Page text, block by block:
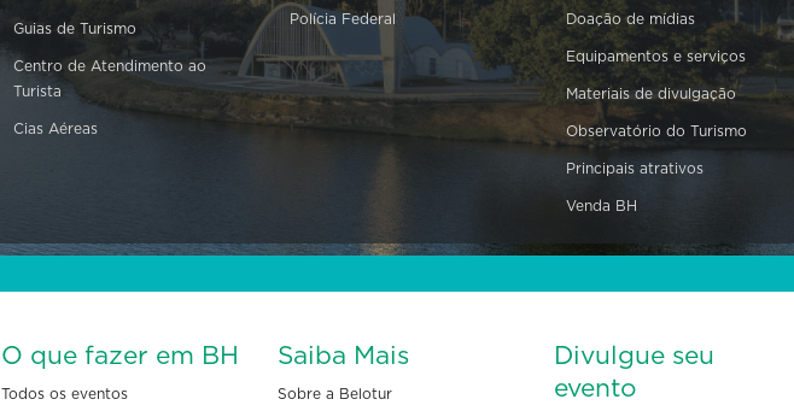
Guias de Turismo
Centro de Atendimento ao
Turista
Cias Aéreas
Polícia Federal Doação de mídias
Equipamentos e serviços
Materiais de divulgação
Observatório do Turismo
Principais atrativos
Venda BH
O que fazer em BH
Todos os eventos
Saiba Mais
Sobre a Belotur
Divulgue seu
evento